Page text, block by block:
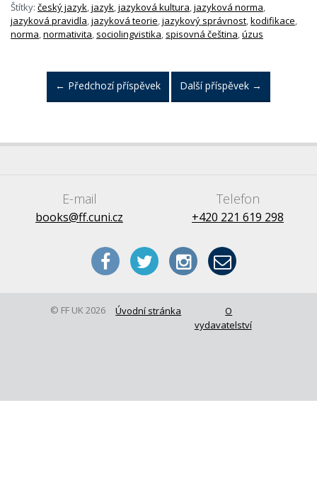
Štítky: český jazyk,jazyk,jazyková kultura,jazyková norma,
jazyková pravidla,jazyková teorie,jazykový správnost,kodifikace,
norma,normativita, sociolingvistika, spisovná čeština,úzus
← Předchozí příspěvek Další příspěvek →
E-mail
books@ff.cuni.cz
Telefon
+420 221 619 298
© FF UK 2026 Úvodní stránka
O
vydavatelství